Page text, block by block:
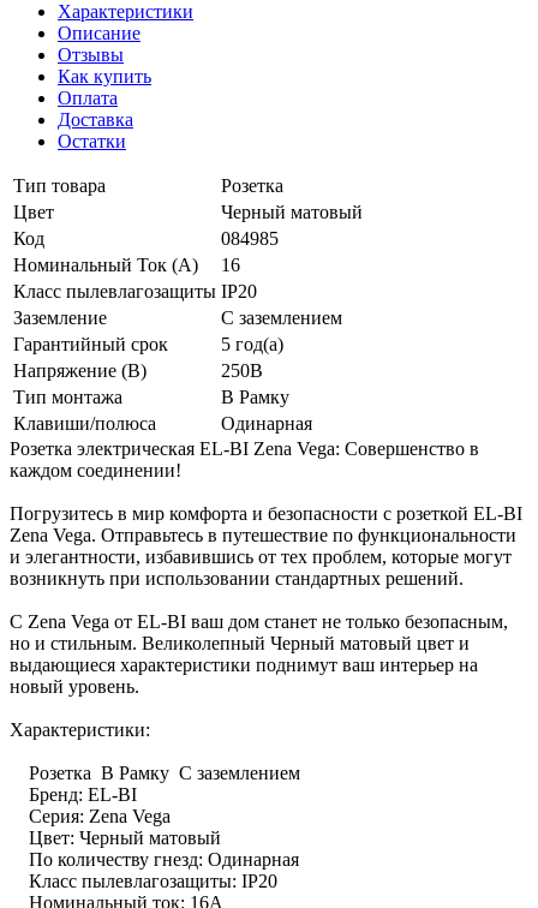
Характеристики
Описание
Отзывы
Как купить
Оплата
Доставка
Остатки
Тип товара
Розетка
Цвет
Черный матовый
Код
084985
Номинальный Ток (A)
16
Класс пылевлагозащиты IP20
Заземление
С заземлением
Гарантийный срок
5 год(а)
Напряжение (В)
250В
Тип монтажа
В Рамку
Клавиши/полюса
Одинарная
Розетка электрическая EL-BI Zena Vega: Совершенство в
каждом соединении!
Погрузитесь в мир комфорта и безопасности с розеткой EL-BI
Zena Vega. Отправьтесь в путешествие по функциональности
и элегантности, избавившись от тех проблем, которые могут
возникнуть при использовании стандартных решений.
С Zena Vega от EL-BI ваш дом станет не только безопасным,
но и стильным. Великолепный Черный матовый цвет и
выдающиеся характеристики поднимут ваш интерьер на
новый уровень.
Характеристики:
Розетка В Рамку С заземлением
Бренд: EL-BI
Серия: Zena Vega
Цвет: Черный матовый
По количеству гнезд: Одинарная
Класс пылевлагозащиты: IP20
Номинальный ток: 16А